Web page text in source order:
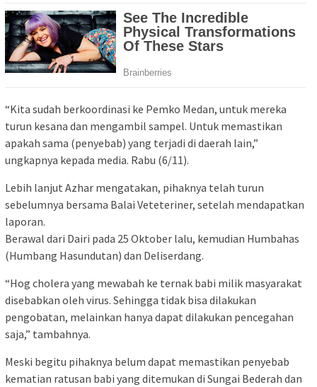
“Kita sudah berkoordinasi ke Pemko Medan, untuk mereka
turun kesana dan mengambil sampel. Untuk memastikan
apakah sama (penyebab) yang terjadi di daerah lain,”
ungkapnya kepada media. Rabu (6/11).
Lebih lanjut Azhar mengatakan, pihaknya telah turun
sebelumnya bersama Balai Veteteriner, setelah mendapatkan
laporan.
Berawal dari Dairi pada 25 Oktober lalu, kemudian Humbahas
(Humbang Hasundutan) dan Deliserdang.
“Hog cholera yang mewabah ke ternak babi milik masyarakat
disebabkan oleh virus. Sehingga tidak bisa dilakukan
pengobatan, melainkan hanya dapat dilakukan pencegahan
saja,” tambahnya.
Meski begitu pihaknya belum dapat memastikan penyebab
kematian ratusan babi yang ditemukan di Sungai Bederah dan